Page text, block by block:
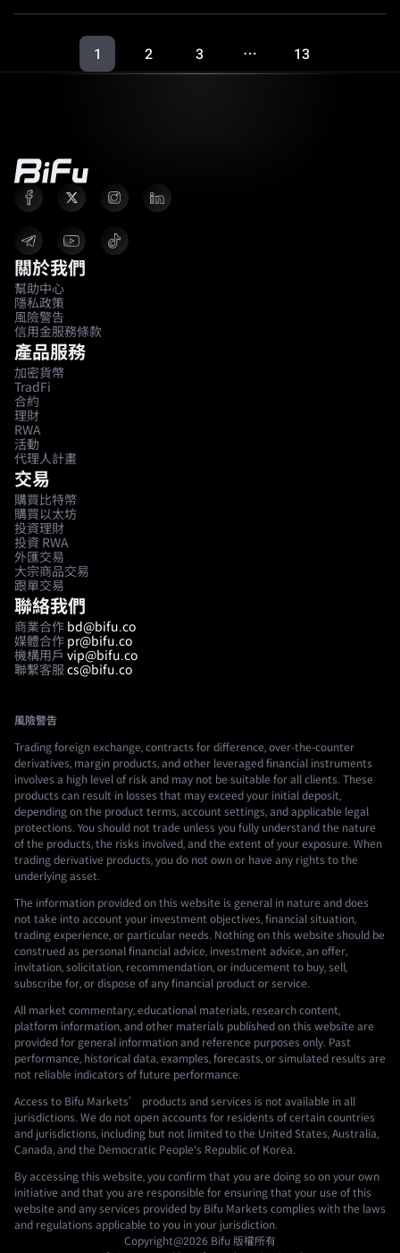
1 2 3 … 13
關於我們
幫助中心
隱私政策
風險警告
信用金服務條款
產品服務
加密貨幣
TradFi
合約
理財
RWA
活動
代理人計畫
交易
購買比特幣
購買以太坊
投資理財
投資 RWA
外匯交易
大宗商品交易
跟單交易
聯絡我們
商業合作 bd@bifu.co
媒體合作 pr@bifu.co
機構用戶 vip@bifu.co
聯繫客服 cs@bifu.co
風險警告
Trading foreign exchange, contracts for difference, over-the-counter
derivatives, margin products, and other leveraged financial instruments
involves a high level of risk and may not be suitable for all clients. These
products can result in losses that may exceed your initial deposit,
depending on the product terms, account settings, and applicable legal
protections. You should not trade unless you fully understand the nature
of the products, the risks involved, and the extent of your exposure. When
trading derivative products, you do not own or have any rights to the
underlying asset.
The information provided on this website is general in nature and does
not take into account your investment objectives, financial situation,
trading experience, or particular needs. Nothing on this website should be
construed as personal financial advice, investment advice, an offer,
invitation, solicitation, recommendation, or inducement to buy, sell,
subscribe for, or dispose of any financial product or service.
All market commentary, educational materials, research content,
platform information, and other materials published on this website are
provided for general information and reference purposes only. Past
performance, historical data, examples, forecasts, or simulated results are
not reliable indicators of future performance.
Access to Bifu Markets’ products and services is not available in all
jurisdictions. We do not open accounts for residents of certain countries
and jurisdictions, including but not limited to the United States, Australia,
Canada, and the Democratic People's Republic of Korea.
By accessing this website, you confirm that you are doing so on your own
initiative and that you are responsible for ensuring that your use of this
website and any services provided by Bifu Markets complies with the laws
and regulations applicable to you in your jurisdiction.
Copyright@2026 Bifu 版權所有